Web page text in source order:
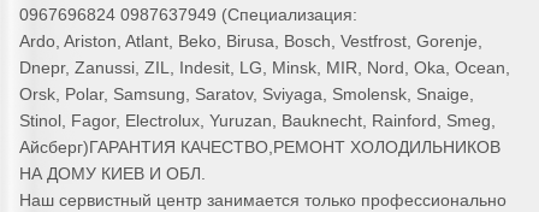
0967696824 0987637949 (Специализация:
Ardo, Ariston, Atlant, Beko, Birusa, Bosch, Vestfrost, Gorenje,
Dnepr, Zanussi, ZIL, Indesit, LG, Minsk, MIR, Nord, Oka, Ocean,
Orsk, Polar, Samsung, Saratov, Sviyaga, Smolensk, Snaige,
Stinol, Fagor, Electrolux, Yuruzan, Bauknecht, Rainford, Smeg,
Айсберг)ГАРАНТИЯ КАЧЕСТВО,РЕМОНТ ХОЛОДИЛЬНИКОВ
НА ДОМУ КИЕВ И ОБЛ.
Наш сервистный центр занимается только профессионально